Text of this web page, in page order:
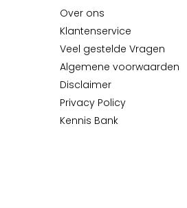
Over ons
Klantenservice
Veel gestelde Vragen
Algemene voorwaarden
Disclaimer
Privacy Policy
Kennis Bank